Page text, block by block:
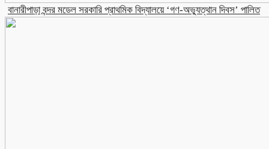
​বানারীপাড়া বন্দর মডেল সরকারি প্রাথমিক বিদ্যালয়ে ‘গণ-অভ্যুত্থান দিবস’ পালিত